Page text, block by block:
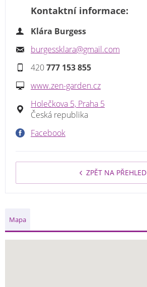
Kontaktní informace:
Klára Burgess
burgessklara@gmail.com
420777 153 855
www.zen-garden.cz
Holečkova 5, Praha 5
Česká republika
Facebook
ZPĚT NA PŘEHLED
Mapa